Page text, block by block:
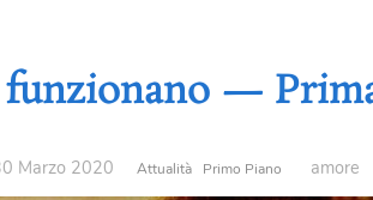
funzionano —
Marzo 2020 Attualità Primo Piano amore